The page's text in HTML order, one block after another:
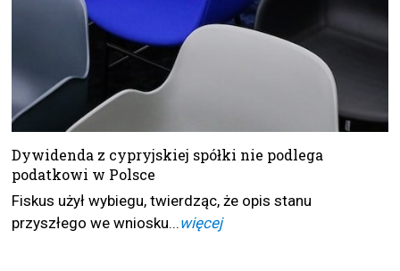
Dywidenda z cypryjskiej spółki nie podlega
podatkowi w Polsce
Fiskus użył wybiegu, twierdząc, że opis stanu
przyszłego we wniosku... więcej